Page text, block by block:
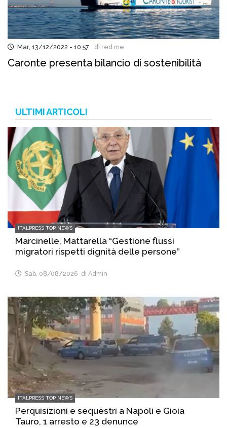
Mar, 13/12/2022 - 10:57 di red.me
Caronte presenta bilancio di sostenibilità
ULTIMI ARTICOLI
ITALPRESS TOP NEWS
Marcinelle, Mattarella “Gestione flussi
migratori rispetti dignità delle persone”
Sab, 08/08/2026 di Admin
ITALPRESS TOP NEWS
Perquisizioni e sequestri a Napoli e Gioia
Tauro, 1 arresto e 23 denunce